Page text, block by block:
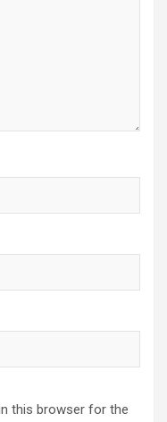
this browser for the